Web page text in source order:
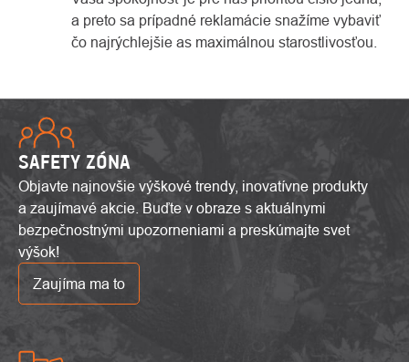
a preto sa prípadné reklamácie snažíme vybaviť
čo najrýchlejšie as maximálnou starostlivosťou.
SAFETY ZÓNA
Objavte najnovšie výškové trendy, inovatívne produkty
a zaujímavé akcie. Buďte v obraze s aktuálnymi
bezpečnostnými upozorneniami a preskúmajte svet
výšok!
Zaujíma ma to